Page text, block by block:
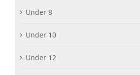
Under 8
Under 10
Under 12